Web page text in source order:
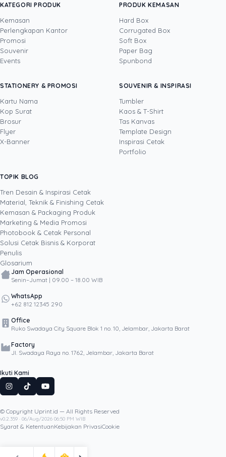
baik dan membuat pelanggan saya merasa istimewa?”.
DITULIS OLEH
· Cofounder
Uprint.id, pakar dengan pengalaman lebih dari
20 tahun yang menguasai tiga disiplin
sekaligus: produksi percetakan dan kemasan
(offset, digital printing, quality control), digital
marketing, serta pemrograman dan AI. Ia
memahami bisnis cetak langsung dari lantai
produksi sampai baris kode, dari menghitung
sampai kemasan produk, selalu dengan
kacamata data dan dampak bisnis nyata.
Lihat profil →
Popular
Artikel Lainnya
KATEGORI PRODUK
Kemasan
Perlengkapan Kantor
Promosi
Souvenir
Events
PRODUK KEMASAN
Hard Box
Corrugated Box
Soft Box
Paper Bag
Spunbond
STATIONERY & PROMOSI
Kartu Nama
Kop Surat
Brosur
Flyer
X-Banner
SOUVENIR & INSPIRASI
Tumbler
Kaos & T-Shirt
Tas Kanvas
Template Design
Inspirasi Cetak
Portfolio
TOPIK BLOG
Tren Desain & Inspirasi Cetak
Material, Teknik & Finishing Cetak
Kemasan & Packaging Produk
Marketing & Media Promosi
Photobook & Cetak Personal
Solusi Cetak Bisnis & Korporat
Penulis
Glosarium
Jam Operasional
Senin–Jumat | 09.00 – 18.00 WIB
WhatsApp
+62 812 12345 290
Office
Ruko Swadaya City Square Blok 1 no. 10, Jelambar, Jakarta Barat
Factory
Jl. Swadaya Raya no. 1762, Jelambar, Jakarta Barat
Ikuti Kami
© Copyright Uprint.id — All Rights Reserved
v0.2.359 · 06/Aug/2026 06:50 PM WIB
Syarat & KetentuanKebijakan PrivasiCookie